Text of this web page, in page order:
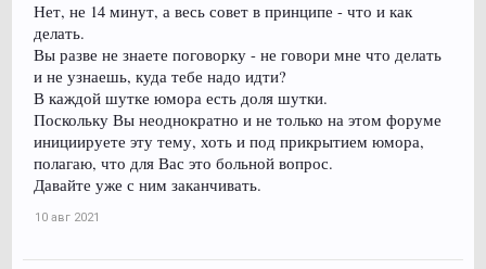
Нет, не 14 минут, а весь совет в принципе - что и как
делать.
Вы разве не знаете поговорку - не говори мне что делать
и не узнаешь, куда тебе надо идти?
В каждой шутке юмора есть доля шутки.
Поскольку Вы неоднократно и не только на этом форуме
инициируете эту тему, хоть и под прикрытием юмора,
полагаю, что для Вас это больной вопрос.
Давайте уже с ним заканчивать.
10 авг 2021